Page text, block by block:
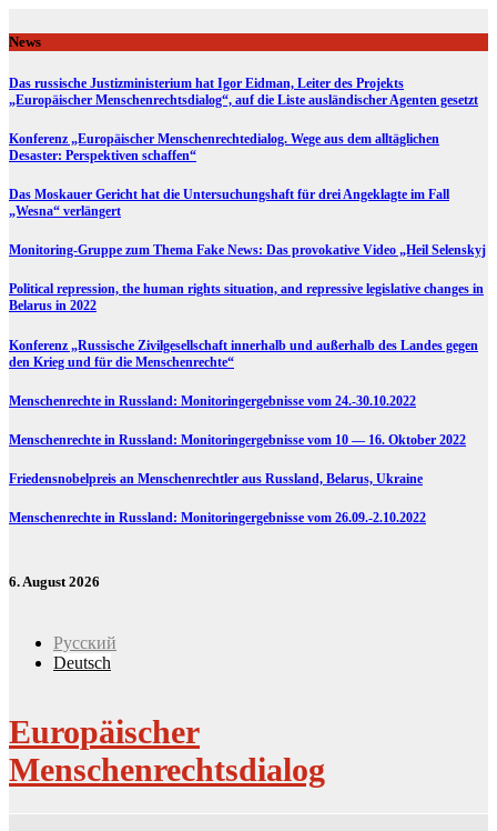
to
content
News
Das russische Justizministerium hat Igor Eidman, Leiter des Projekts
„Europäischer Menschenrechtsdialog“, auf die Liste ausländischer Agenten gesetzt
Konferenz „Europäischer Menschenrechtedialog. Wege aus dem alltäglichen
Desaster: Perspektiven schaffen“
Das Moskauer Gericht hat die Untersuchungshaft für drei Angeklagte im Fall
„Wesna“ verlängert
Monitoring-Gruppe zum Thema Fake News: Das provokative Video „Heil Selenskyj
Political repression, the human rights situation, and repressive legislative changes in
Belarus in 2022
Konferenz „Russische Zivilgesellschaft innerhalb und außerhalb des Landes gegen
den Krieg und für die Menschenrechte“
Menschenrechte in Russland: Monitoringergebnisse vom 24.-30.10.2022
Menschenrechte in Russland: Monitoringergebnisse vom 10 — 16. Oktober 2022
Friedensnobelpreis an Menschenrechtler aus Russland, Belarus, Ukraine
Menschenrechte in Russland: Monitoringergebnisse vom 26.09.-2.10.2022
6. August 2026
Русский
Deutsch
Europäischer
Menschenrechtsdialog